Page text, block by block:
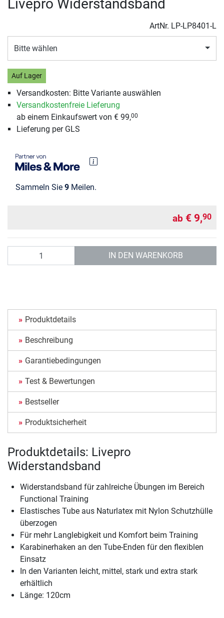
Livepro Widerstandsband
ArtNr. LP-LP8401-L
Bitte wählen
Auf Lager
Versandkosten: Bitte Variante auswählen
Versandkostenfreie Lieferung
ab einem Einkaufswert von € 99,00
Lieferung per GLS
Sammeln Sie 9 Meilen.
ab € 9,90
IN DEN WARENKORB
Produktdetails
Beschreibung
Garantiebedingungen
Test & Bewertungen
Bestseller
Produktsicherheit
Produktdetails: Livepro
Widerstandsband
Widerstandsband für zahlreiche Übungen im Bereich
Functional Training
Elastisches Tube aus Naturlatex mit Nylon Schutzhülle
überzogen
Für mehr Langlebigkeit und Komfort beim Training
Karabinerhaken an den Tube-Enden für den flexiblen
Einsatz
In den Varianten leicht, mittel, stark und extra stark
erhältlich
Länge: 120cm